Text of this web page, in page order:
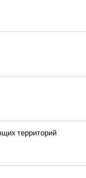
территорий